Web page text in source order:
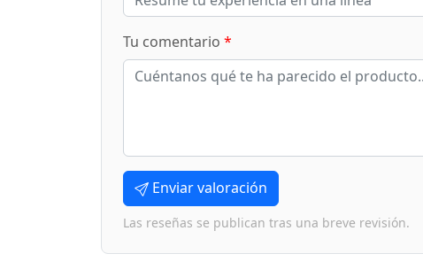
Tu comentario *
Enviar valoración
Las reseñas se publican tras una breve revisión.